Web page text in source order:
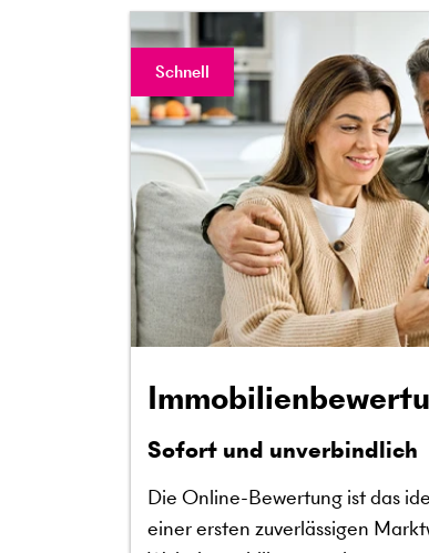
Schnell
Sofort und unverbindlich
Die Online-Bewertung ist das
einer ersten zuverlässigen